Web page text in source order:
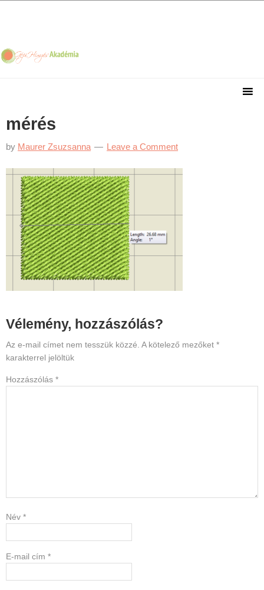
navigation
content
sidebar
mérés
by Maurer Zsuzsanna Leave a Comment
Reader
Interactions
Vélemény, hozzászólás?
Az e-mail címet nem tesszük közzé. A kötelező mezőket *
karakterrel jelöltük
Hozzászólás *
Név *
E-mail cím *